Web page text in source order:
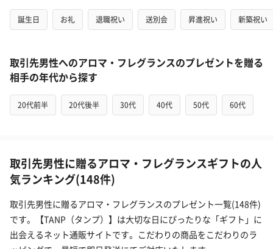
誕生日 お礼 退職祝い 送別会 昇進祝い 新築祝い
取引先男性へのアロマ・フレグランスのプレゼントを贈る
相手の年代から探す
20代前半 20代後半 30代 40代 50代 60代
取引先男性に贈るアロマ・フレグランスギフトの人
気ランキング(148件)
取引先男性に贈るアロマ・フレグランスのプレゼント一覧(148件)
です。【TANP（タンプ）】は大切な日にぴったりな「ギフト」に
出会えるネット通販サイトです。こだわりの商品をこだわりのラ